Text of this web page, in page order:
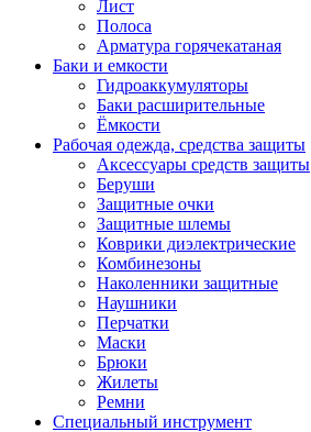
Лист
Полоса
Арматура горячекатаная
Баки и емкости
Гидроаккумуляторы
Баки расширительные
Ёмкости
Рабочая одежда, средства защиты
Аксессуары средств защиты
Беруши
Защитные очки
Защитные шлемы
Коврики диэлектрические
Комбинезоны
Наколенники защитные
Наушники
Перчатки
Маски
Брюки
Жилеты
Ремни
Специальный инструмент